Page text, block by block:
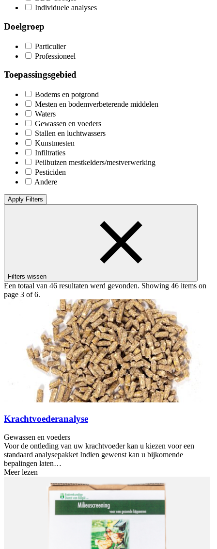
Individuele analyses
Doelgroep
Particulier
Professioneel
Toepassingsgebied
Bodems en potgrond
Mesten en bodemverbeterende middelen
Waters
Gewassen en voeders
Stallen en luchtwassers
Kunstmesten
Infiltraties
Peilbuizen mestkelders/mestverwerking
Pesticiden
Andere
Apply Filters
Filters wissen
Een totaal van 46 resultaten werd gevonden. Showing 46 items on
page 3 of 6.
Krachtvoederanalyse
Gewassen en voeders
Voor de ontleding van uw krachtvoeder kan u kiezen voor een
standaard analysepakket Indien gewenst kan u bijkomende
bepalingen laten…
Meer lezen